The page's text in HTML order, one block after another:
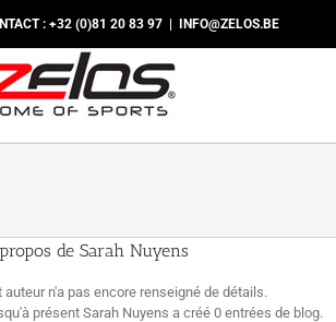
: +32 (0)81 20 83 97 INFO@ZELOS.BE
de Sarah Nuyens
auteur n'a pas encore renseigné de détails.
présent Sarah Nuyens a créé 0 entrées de blog.